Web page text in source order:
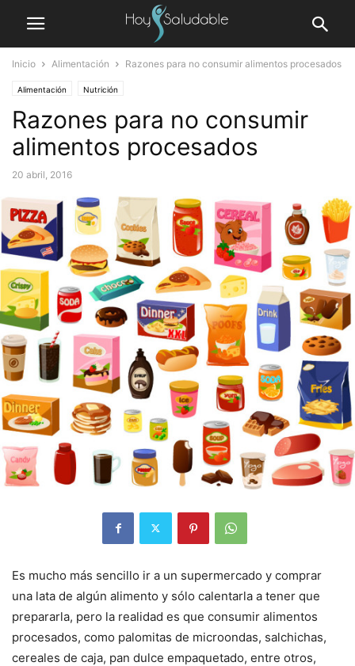
Inicio Alimentación Razones para no consumir alimentos procesados
Alimentación Nutrición
Razones para no consumir
alimentos procesados
20 abril, 2016
Es mucho más sencillo ir a un supermercado y comprar
una lata de algún alimento y sólo calentarla a tener que
prepararla, pero la realidad es que consumir alimentos
procesados, como palomitas de microondas, salchichas,
cereales de caja, pan dulce empaquetado, entre otros,